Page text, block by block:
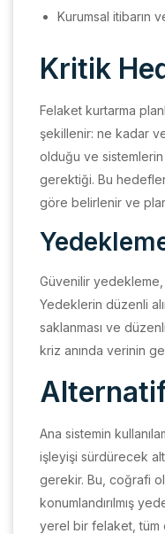
Kurumsal itibarın
Kritik
Felaket kurtarma
şekillenir: ne kadar
olduğu ve
gerektiği. Bu
göre belirlenir ve
Güvenilir yedekleme,
Yedeklerin düzenli
saklanması ve
kriz anında verinin
Ana sistemin
işleyişi sürdürecek
gerekir. Bu, coğrafi
konumlandırılmış
yerel bir felaket, tüm